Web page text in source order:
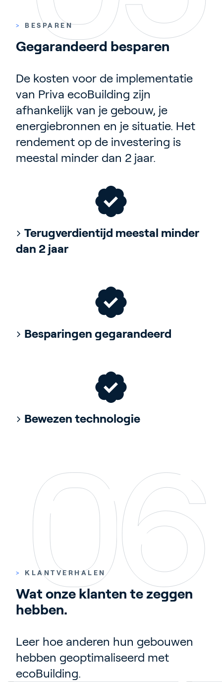
> BESPAREN
Gegarandeerd besparen
De kosten voor de implementatie
van Priva ecoBuilding zijn
afhankelijk van je gebouw, je
energiebronnen en je situatie. Het
rendement op de investering is
meestal minder dan 2 jaar.
Terugverdientijd meestal minder
dan 2 jaar
Besparingen gegarandeerd
Bewezen technologie
> KLANTVERHALEN
Wat onze klanten te zeggen
hebben.
Leer hoe anderen hun gebouwen
hebben geoptimaliseerd met
ecoBuilding.